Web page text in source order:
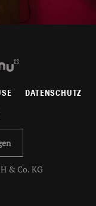
DATENSCHUTZ
& Co. KG